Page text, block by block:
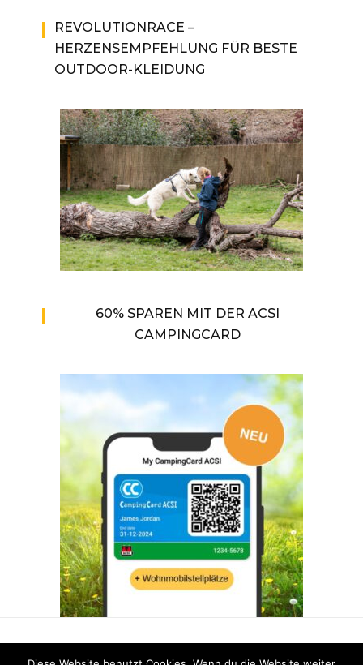
REVOLUTIONRACE –
HERZENSEMPFEHLUNG FÜR BESTE
OUTDOOR-KLEIDUNG
60% SPAREN MIT DER ACSI
CAMPINGCARD
FACEBOOK INSTAGRAM PINTEREST